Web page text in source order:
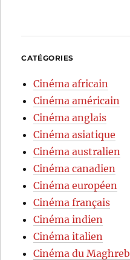
CATÉGORIES
Cinéma africain
Cinéma américain
Cinéma anglais
Cinéma asiatique
Cinéma australien
Cinéma canadien
Cinéma européen
Cinéma français
Cinéma indien
Cinéma italien
Cinéma du Maghreb